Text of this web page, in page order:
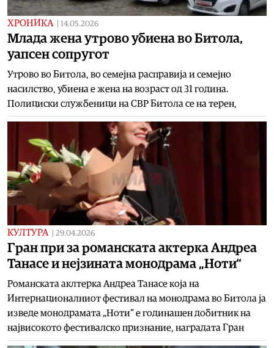
ХРОНИКА 14.05.2026
Млада жена утрово убиена во Битола,
уапсен сопругот
Утрово во Битола, во семејна расправија и семејно
насилство, убиена е жена на возраст од 31 година.
Полициски службеници на СВР Битола се на терен,
КУЛТУРА 29.04.2026
Гран при за романската актерка Андреа
Танасе и нејзината монодрама „Ноти“
Романската аклтерка Андреа Танасе која на
Интернационалниот фестивал на монодрама во Битола ја
изведе монодрамата „Ноти“ е годинашен добитник на
највисокото фестивалско признание, наградата Гран